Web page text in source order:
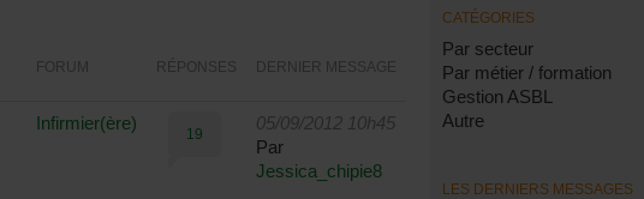
FORUM RÉPONSES DERNIER MESSAGE
Infirmier(ère)
19
05/09/2012 10h45
Par
Jessica_chipie8
CATÉGORIES
Par secteur
Par métier / formation
Gestion ASBL
Autre
LES DERNIERS MESSAGES